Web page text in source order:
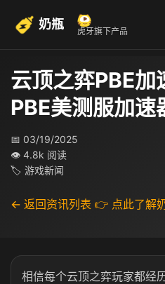
奶瓶 虎牙旗下产品
云顶之弈PBE加
PBE美测服加速
📅 03/19/2025
👁 4.8k 阅读
🏷 游戏新闻
← 返回资讯列表 👉 点此了解
相信每个云顶之弈玩家都经